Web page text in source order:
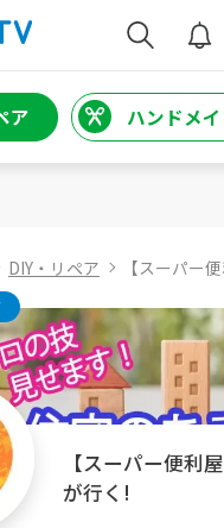
検索
ア ハンドメ
DIY・リペア 【スーパー
【スーパー便利
が行く!